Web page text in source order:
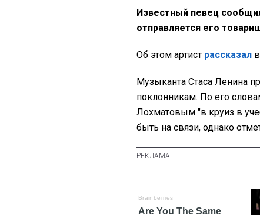
Известный певец
отправляется его
Об этом артист рассказал
Музыканта Стаса Ленина
поклонникам. По его
Лохматовым "в круиз в
быть на связи, однако